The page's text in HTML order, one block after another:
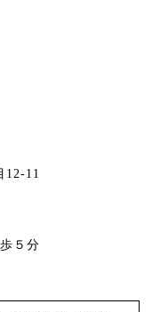
12-11
５分